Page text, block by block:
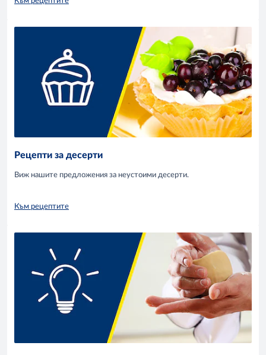
Рецепти за десерти
Виж нашите предложения за неустоими десерти.
Към рецептите